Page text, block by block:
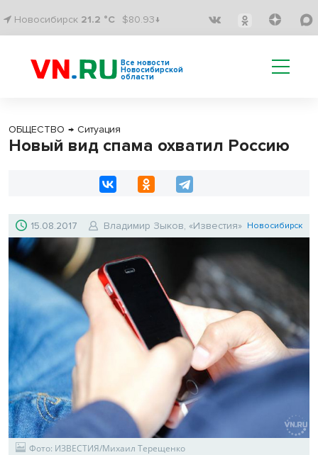
Новосибирск 21.2 °C $80.93↓
Все новости
Новосибирской
области
ОБЩЕСТВО → Ситуация
Новый вид спама охватил Россию
15.08.2017 Владимир Зыков, «Известия» Новосибирск
Фото: ИЗВЕСТИЯ/Михаил Терещенко